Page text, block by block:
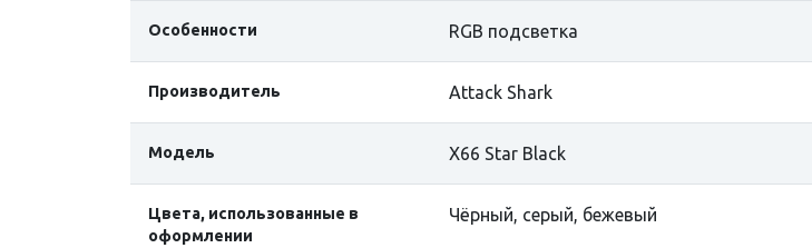
Особенности RGB подсветка
Производитель Attack Shark
Модель X66 Star Black
Цвета, использованные в
оформлении
Чёрный, серый, бежевый